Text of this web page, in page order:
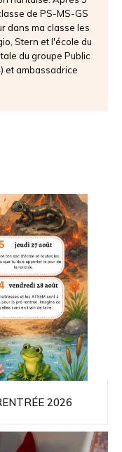
de PS-MS-GS
dans ma classe les
Stern et l'école du
du groupe Public
et ambassadrice
2026